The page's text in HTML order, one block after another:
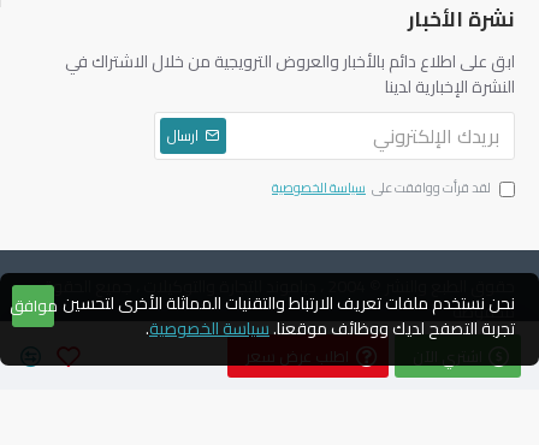
اطلب عرض سعر
نشرة الأخبار
ابق على اطلاع دائم بالأخبار والعروض الترويجية من خلال الاشتراك في
النشرة الإخبارية لدينا
ارسال
لقد قرأت ووافقت على سياسة الخصوصية
حقوق الطبع والنشر © 2004 ، دياموند للتجارة والتوكيلات ، جميع الحقوق
محفوظة
موافق نحن نستخدم ملفات تعريف الارتباط والتقنيات المماثلة الأخرى لتحسين
تجربة التصفح لديك ووظائف موقعنا.سياسة الخصوصية.